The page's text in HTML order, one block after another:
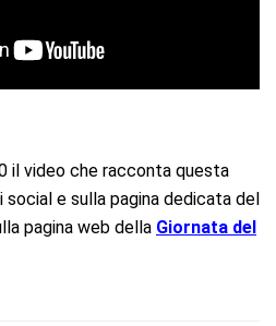
il video che racconta questa
social e sulla pagina dedicata del
pagina web della Giornata del